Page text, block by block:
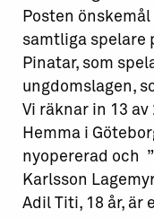
Posten
samtliga spelare
Pinatar, som
ungdomslagen,
Vi räknar in 13 av
Hemma i
nyopererad och
Karlsson
Adil Titi, 18 år, är